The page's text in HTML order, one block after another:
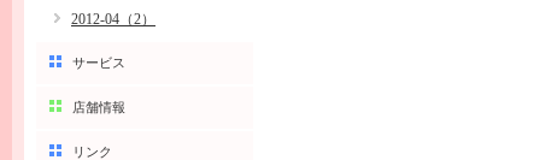
2012-04（2）
サービス
店舗情報
リンク